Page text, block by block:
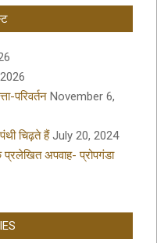
परिवर्तन November 6,
चिढ़ते हैं July 20, 2024
अपवाह- प्रोपगंडा